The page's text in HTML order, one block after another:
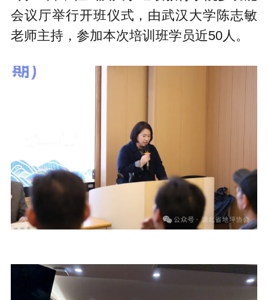
会议厅举行开班仪式 ，由武汉大学陈志敏
老师主持，参加本次培训班学员近50人。